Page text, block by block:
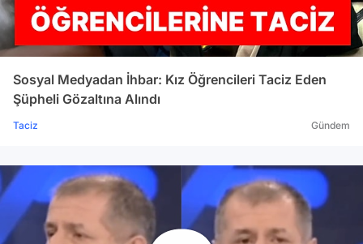
Sosyal Medyadan İhbar: Kız Öğrencileri Taciz Eden
Şüpheli Gözaltına Alındı
Taciz Gündem